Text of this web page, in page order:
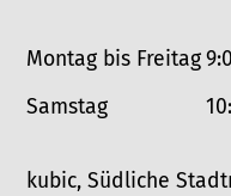
Montag bis Freitag
Samstag
kubic, Südliche